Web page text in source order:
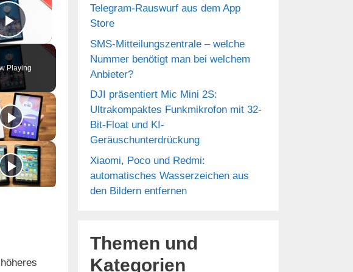
Play Video
Playing
Telegram-Rauswurf aus dem App
Store
SMS-Mitteilungszentrale – welche
Nummer benötigt man bei welchem
Anbieter?
DJI präsentiert Mic Mini 2S:
Ultrakompaktes Funkmikrofon mit 32-
Bit-Float und KI-
Geräuschunterdrückung
Xiaomi, Poco und Redmi:
automatisches Wasserzeichen aus
den Bildern entfernen
Themen und
Kategorien